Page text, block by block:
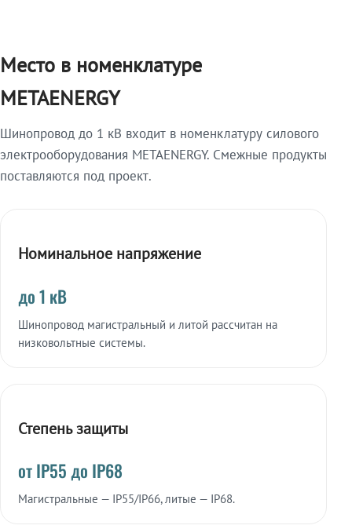
Место в номенклатуре
METAENERGY
Шинопровод до 1 кВ входит в номенклатуру силового
электрооборудования METAENERGY. Смежные продукты
поставляются под проект.
Номинальное напряжение
до 1 кВ
Шинопровод магистральный и литой рассчитан на
низковольтные системы.
Степень защиты
от IP55 до IP68
Магистральные — IP55/IP66, литые — IP68.